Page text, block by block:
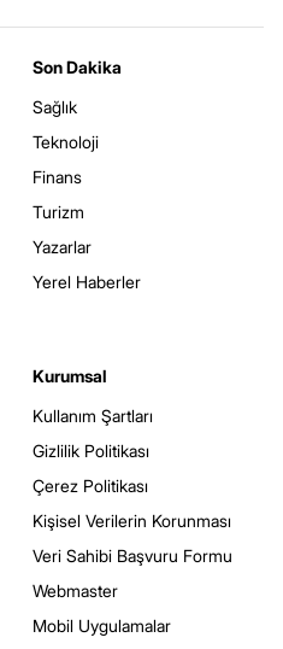
Son Dakika
Sağlık
Teknoloji
Finans
Turizm
Yazarlar
Yerel Haberler
Kurumsal
Kullanım Şartları
Gizlilik Politikası
Çerez Politikası
Kişisel Verilerin Korunması
Veri Sahibi Başvuru Formu
Webmaster
Mobil Uygulamalar